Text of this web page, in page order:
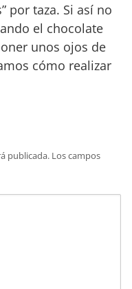
por taza. Si así no
el chocolate
unos ojos de
cómo realizar
publicada. Los campos